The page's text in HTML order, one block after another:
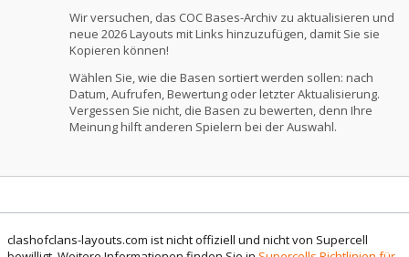
Wir versuchen, das COC Bases-Archiv zu aktualisieren und
neue 2026 Layouts mit Links hinzuzufügen, damit Sie sie
Kopieren können!
Wählen Sie, wie die Basen sortiert werden sollen: nach
Datum, Aufrufen, Bewertung oder letzter Aktualisierung.
Vergessen Sie nicht, die Basen zu bewerten, denn Ihre
Meinung hilft anderen Spielern bei der Auswahl.
clashofclans-layouts.com ist nicht offiziell und nicht von Supercell